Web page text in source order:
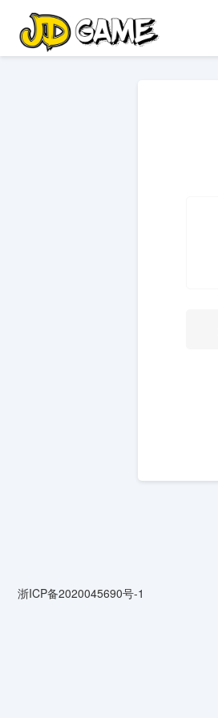
浙ICP备2020045690号-1